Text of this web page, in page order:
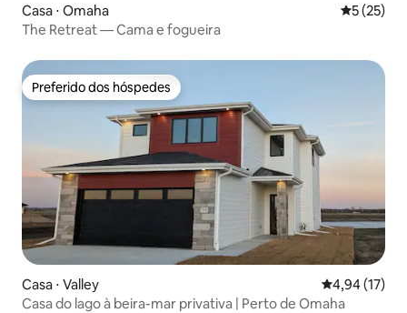
Casa ⋅ Omaha 5 de uma
5 (25)
The Retreat — Cama e fogueira
Preferido dos hóspedes
Preferido dos hóspedes
Casa ⋅ Valley 4,94 de uma
4,94 (17)
Casa do lago à beira-mar privativa | Perto de Omaha